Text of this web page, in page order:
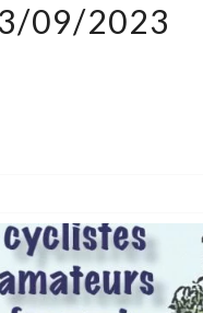
09/2023